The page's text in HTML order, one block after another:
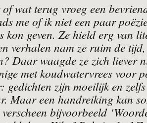
wat terug vroeg een
me of ik niet een paar
kon geven. Ze hield erg van
verhalen nam ze ruim de
Daar waagde ze zich liever
met koudwatervrees voor
gedichten zijn moeilijk en
Maar een handreiking kan
bijvoorbeeld